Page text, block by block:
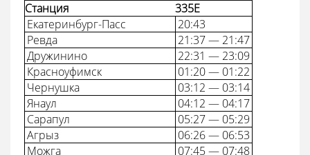
Станция
335Е
Екатеринбург-Пасс
20:43
Ревда
21:37 — 21:47
Дружинино
22:31 — 23:09
Красноуфимск
01:20 — 01:22
Чернушка
03:12 — 03:14
Янаул
04:12 — 04:17
Сарапул
05:27 — 05:29
Агрыз
06:26 — 06:53
Можга
07:45 — 07:48